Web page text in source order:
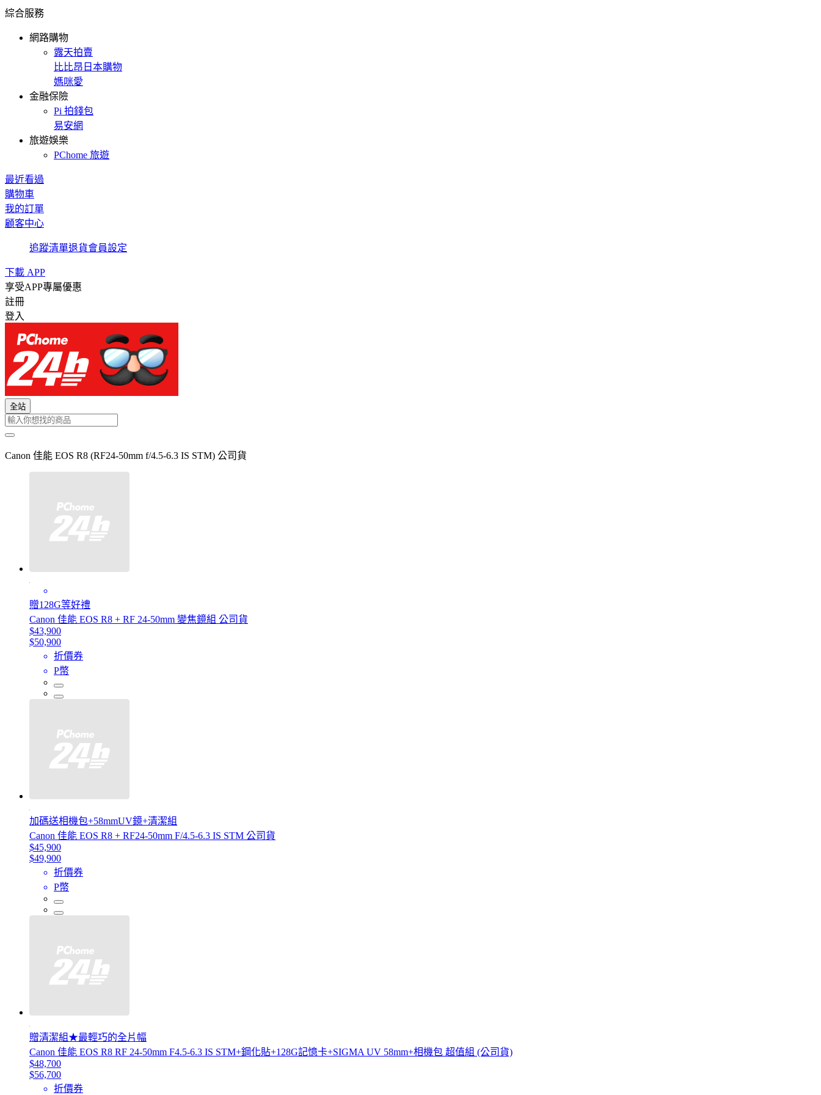
綜合服務
網路購物
露天拍賣
比比昂日本購物
媽咪愛
金融保險
Pi 拍錢包
易安網
旅遊娛樂
PChome 旅遊
最近看過
購物車
我的訂單
顧客中心
追蹤清單退貨會員設定
下載 APP
享受APP專屬優惠
註冊
登入
全站
Canon 佳能 EOS R8 (RF24-50mm f/4.5-6.3 IS STM) 公司貨
贈128G等好禮
Canon 佳能 EOS R8 + RF 24-50mm 變焦鏡組 公司貨
$43,900
$50,900
折價券
P幣
加碼送相機包+58mmUV鏡+清潔組
Canon 佳能 EOS R8 + RF24-50mm F/4.5-6.3 IS STM 公司貨
$45,900
$49,900
折價券
P幣
贈清潔組★最輕巧的全片幅
Canon 佳能 EOS R8 RF 24-50mm F4.5-6.3 IS STM+鋼化貼+128G記憶卡+SIGMA UV 58mm+相機包 超值組 (公司貨)
$48,700
$56,700
折價券